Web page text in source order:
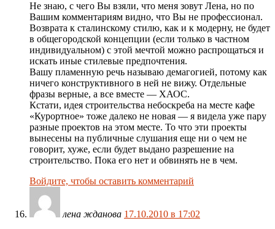
Не знаю, с чего Вы взяли, что меня зовут Лена, но по
Вашим комментариям видно, что Вы не профессионал.
Возврата к сталинскому стилю, как и к модерну, не будет
в общегородской концепции (если только в частном
индивидуальном) с этой мечтой можно распрощаться и
искать иные стилевые предпочтения.
Вашу пламенную речь называю демагогией, потому как
ничего конструктивного в ней не вижу. Отдельные
фразы верные, а все вместе — ХАОС.
Кстати, идея строительства небоскреба на месте кафе
«Курортное» тоже далеко не новая — я видела уже пару
разные проектов на этом месте. То что эти проекты
вынесены на публичные слушания еще ни о чем не
говорит, хуже, если будет выдано разрешение на
строительство. Пока его нет и обвинять не в чем.
Войдите, чтобы оставить комментарий
лена жданова 17.10.2010 в 17:02